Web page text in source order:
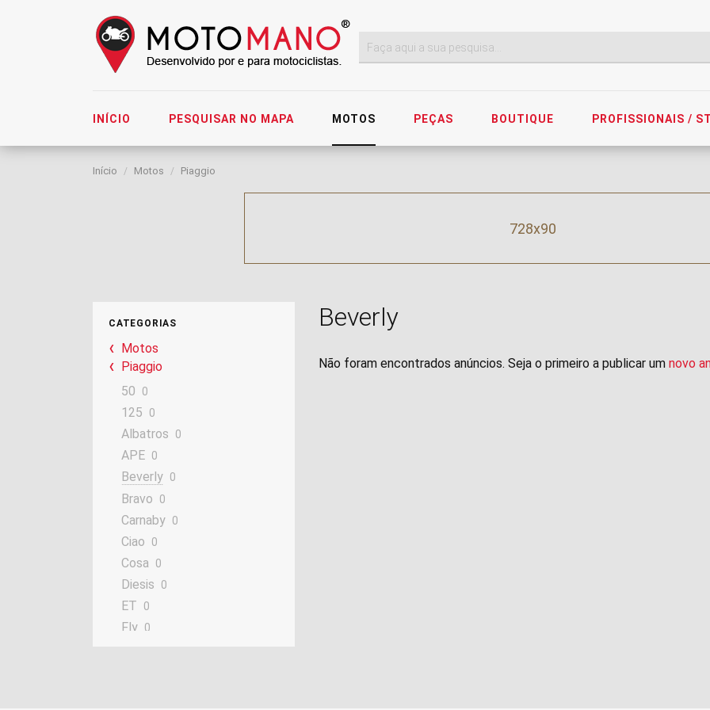
INÍCIO PESQUISAR NO MAPA MOTOS PEÇAS BOUTIQUE PROFISSIONAIS /
Início Motos Piaggio
728x90
CATEGORIAS
Motos
Piaggio
50
0
125 0
Albatros 0
APE 0
Beverly 0
Bravo 0
Carnaby 0
Ciao 0
Cosa 0
Diesis 0
ET 0
Fly 0
Beverly
Não foram encontrados anúncios. Seja o primeiro a publicar um novo